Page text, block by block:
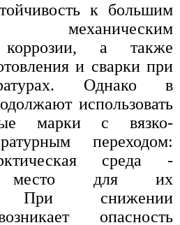
к большим
механическим
коррозии, а также
и сварки при
Однако в
использовать
марки с вязко-
переходом:
среда -
место для их
При снижении
опасность